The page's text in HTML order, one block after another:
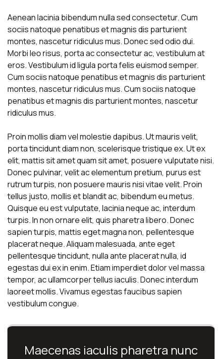
Aenean lacinia bibendum nulla sed consectetur. Cum
sociis natoque penatibus et magnis dis parturient
montes, nascetur ridiculus mus. Donec sed odio dui.
Morbi leo risus, porta ac consectetur ac, vestibulum at
eros. Vestibulum id ligula porta felis euismod semper.
Cum sociis natoque penatibus et magnis dis parturient
montes, nascetur ridiculus mus. Cum sociis natoque
penatibus et magnis dis parturient montes, nascetur
ridiculus mus.
Proin mollis diam vel molestie dapibus. Ut mauris velit,
porta tincidunt diam non, scelerisque tristique ex. Ut ex
elit, mattis sit amet quam sit amet, posuere vulputate nisi.
Donec pulvinar, velit ac elementum pretium, purus est
rutrum turpis, non posuere mauris nisi vitae velit. Proin
tellus justo, mollis et blandit ac, bibendum eu metus.
Quisque eu est vulputate, lacinia neque ac, interdum
turpis. In non ornare elit, quis pharetra libero. Donec
sapien turpis, mattis eget magna non, pellentesque
placerat neque. Aliquam malesuada, ante eget
pellentesque tincidunt, nulla ante placerat nulla, id
egestas dui ex in enim. Etiam imperdiet dolor vel massa
tempor, ac ullamcorper tellus iaculis. Donec interdum
laoreet mollis. Vivamus egestas faucibus sapien
vestibulum congue.
Maecenas iaculis pharetra nunc